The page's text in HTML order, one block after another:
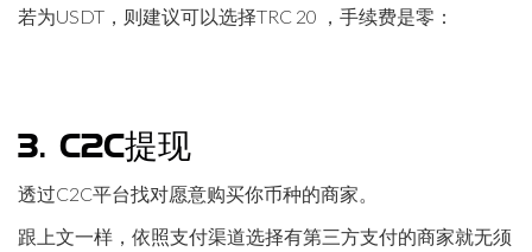
若为USDT，则建议可以选择TRC 20 ，手续费是零：
3. C2C提现
透过C2C平台找对愿意购买你币种的商家。
跟上文一样，依照支付渠道选择有第三方支付的商家就无须